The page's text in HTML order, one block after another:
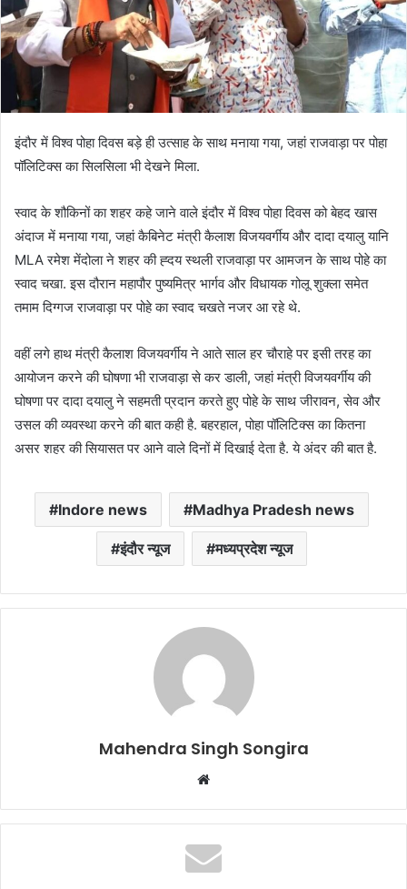
इंदौर में विश्व पोहा दिवस बड़े ही उत्साह के साथ मनाया गया, जहां राजवाड़ा पर पोहा
पॉलिटिक्स का सिलसिला भी देखने मिला.
स्वाद के शौकिनों का शहर कहे जाने वाले इंदौर में विश्व पोहा दिवस को बेहद खास
अंदाज में मनाया गया, जहां कैबिनेट मंत्री कैलाश विजयवर्गीय और दादा दयालु यानि
MLA रमेश मेंदोला ने शहर की ह्दय स्थली राजवाड़ा पर आमजन के साथ पोहे का
स्वाद चखा. इस दौरान महापौर पुष्यमित्र भार्गव और विधायक गोलू शुक्ला समेत
तमाम दिग्गज राजवाड़ा पर पोहे का स्वाद चखते नजर आ रहे थे.
वहीं लगे हाथ मंत्री कैलाश विजयवर्गीय ने आते साल हर चौराहे पर इसी तरह का
आयोजन करने की घोषणा भी राजवाड़ा से कर डाली, जहां मंत्री विजयवर्गीय की
घोषणा पर दादा दयालु ने सहमती प्रदान करते हुए पोहे के साथ जीरावन, सेव और
उसल की व्यवस्था करने की बात कही है. बहरहाल, पोहा पॉलिटिक्स का कितना
असर शहर की सियासत पर आने वाले दिनों में दिखाई देता है. ये अंदर की बात है.
Indore news Madhya Pradesh news
इंदौर न्यूज मध्यप्रदेश न्यूज
Mahendra Singh Songira
Website